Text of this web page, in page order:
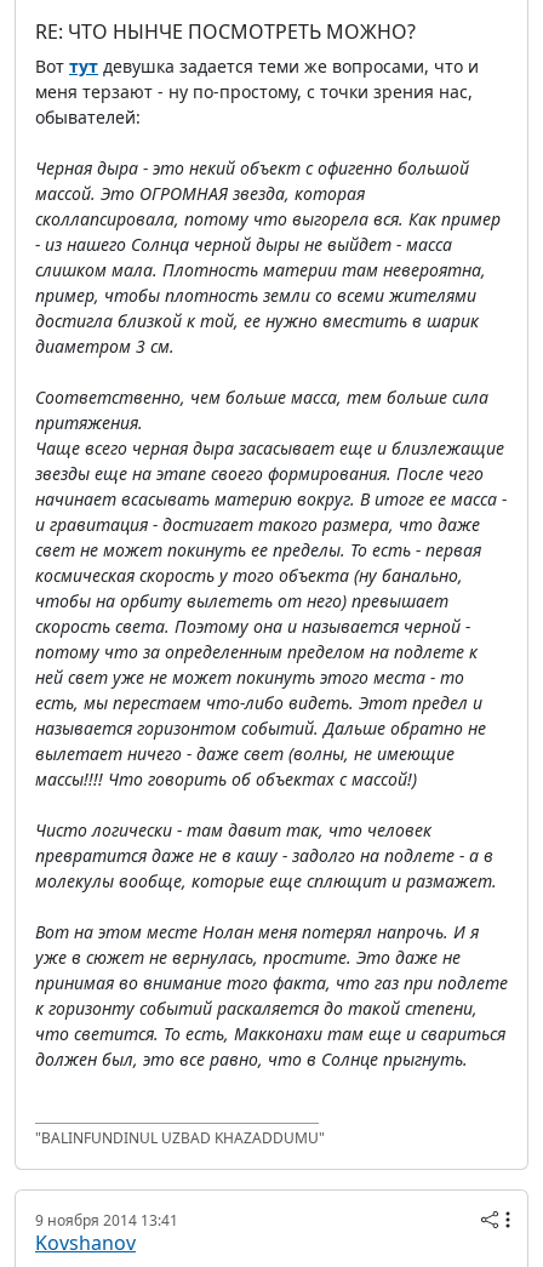
RE: ЧТО НЫНЧЕ ПОСМОТРЕТЬ МОЖНО?
Вот тут девушка задается теми же вопросами, что и
меня терзают - ну по-простому, с точки зрения нас,
обывателей:
Черная дыра - это некий объект с офигенно большой
массой. Это ОГРОМНАЯ звезда, которая
сколлапсировала, потому что выгорела вся. Как пример
- из нашего Солнца черной дыры не выйдет - масса
слишком мала. Плотность материи там невероятна,
пример, чтобы плотность земли со всеми жителями
достигла близкой к той, ее нужно вместить в шарик
диаметром 3 см.
Соответственно, чем больше масса, тем больше сила
притяжения.
Чаще всего черная дыра засасывает еще и близлежащие
звезды еще на этапе своего формирования. После чего
начинает всасывать материю вокруг. В итоге ее масса -
и гравитация - достигает такого размера, что даже
свет не может покинуть ее пределы. То есть - первая
космическая скорость у того объекта (ну банально,
чтобы на орбиту вылететь от него) превышает
скорость света. Поэтому она и называется черной -
потому что за определенным пределом на подлете к
ней свет уже не может покинуть этого места - то
есть, мы перестаем что-либо видеть. Этот предел и
называется горизонтом событий. Дальше обратно не
вылетает ничего - даже свет (волны, не имеющие
массы!!!! Что говорить об объектах с массой!)
Чисто логически - там давит так, что человек
превратится даже не в кашу - задолго на подлете - а в
молекулы вообще, которые еще сплющит и размажет.
Вот на этом месте Нолан меня потерял напрочь. И я
уже в сюжет не вернулась, простите. Это даже не
принимая во внимание того факта, что газ при подлете
к горизонту событий раскаляется до такой степени,
что светится. То есть, Макконахи там еще и свариться
должен был, это все равно, что в Солнце прыгнуть.
"BALINFUNDINUL UZBAD KHAZADDUMU"
9 ноября 2014 13:41
Kovshanov